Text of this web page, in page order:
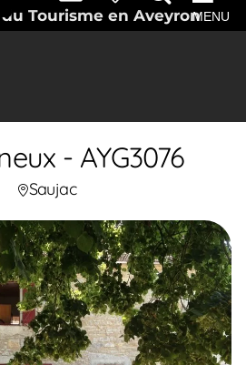
Tourisme en AveyronMENU
- AYG3076
Saujac